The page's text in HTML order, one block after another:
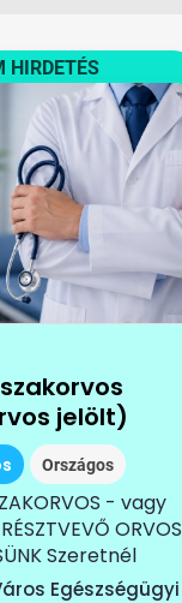
HIRDETÉS
jelölt)
Országos
- vagy
ORVOS
Szeretnél
Egészségügyi